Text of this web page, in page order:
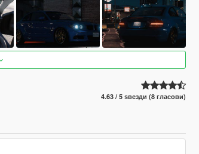
4.63 / 5 ѕвезди (8 гласови)